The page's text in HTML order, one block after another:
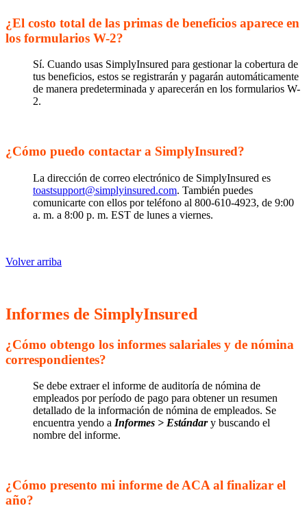
¿El costo total de las primas de beneficios aparece en
los formularios W-2?
Sí. Cuando usas SimplyInsured para gestionar la cobertura de
tus beneficios, estos se registrarán y pagarán automáticamente
de manera predeterminada y aparecerán en los formularios W-
2.
¿Cómo puedo contactar a SimplyInsured?
La dirección de correo electrónico de SimplyInsured es
toastsupport@simplyinsured.com. También puedes
comunicarte con ellos por teléfono al 800-610-4923, de 9:00
a. m. a 8:00 p. m. EST de lunes a viernes.
Volver arriba
Informes de SimplyInsured
¿Cómo obtengo los informes salariales y de nómina
correspondientes?
Se debe extraer el informe de auditoría de nómina de
empleados por período de pago para obtener un resumen
detallado de la información de nómina de empleados. Se
encuentra yendo a Informes > Estándary buscando el
nombre del informe.
¿Cómo presento mi informe de ACA al finalizar el
año?